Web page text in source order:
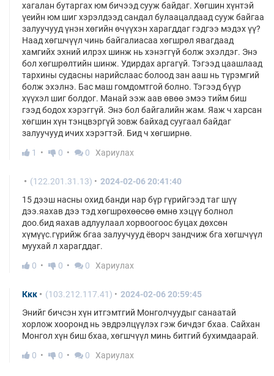
хагалан бутаргах юм бичээд сууж байдаг. Хөгшин хүнтэй
үеийн юм шиг хэрэлдээд сандал булаацалдаад сууж байгаа
залуучууд үнэн хөгийн өчүүхэн харагддаг гэдгээ мэдэх үү?
Наад хөгшчүүл чинь байгалиасаа хөгшрөл явагдаад
хамгийх эхний илрэх шинж нь хэнэггүй болж эхэлдэг. Энэ
бол хөгшрөлтийн шинж. Удирдах аргагүй. Тэгээд цаашлаад
тархины судасны нарийслаас болоод зан ааш нь түрэмгий
болж эхэлнэ. Бас маш гомдомтгой болно. Тэгээд бүүр
хүүхэл шиг болдог. Манай ээж аав өвөө эмээ тийм биш
гээд бодох хэрэггүй. Энэ бол байгалийн жам. Яаж ч харсан
хөгшин хүн тэнцвэргүй зовж байхад суугаал байдаг
залуучууд ичих хэрэгтэй. Бид ч хөгширнө.
1
0 0 Хариулах
(122.201.31.13)
2024-02-06 20:41:40
15 дээш насны охид банди нар бүр гүрийгээд таг шүү
дээ.яахав дээ тэд хөгшрөхөөсөө өмнө хэцүү болнол
доо.бид яахав адлуулаал хорвоогоос буцах дөхсөн
хүмүүс.гүрийж бгаа залуучууд ёворч зандчиж бга хөгшчүүл
муухай л харагддаг.
0
0 0 Хариулах
Ккк (103.212.117.41)
2024-02-06 20:59:45
Энийг бичсэн хүн итгэмтгий Монголчуудыг санаатай
хорлож хооронд нь эвдрэлцүүлэх гэж бичдэг бхаа. Сайхан
Монгол хүн биш бхаа, хөгшчүүл минь битгий бухимдаарай.
0
0 0 Хариулах